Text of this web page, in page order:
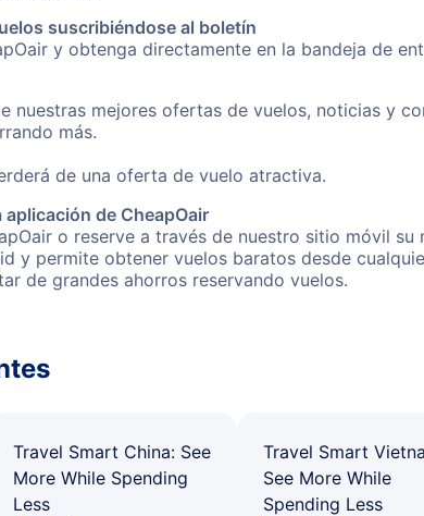
suscribiéndose al boletín
y obtenga directamente en la bandeja de
nuestras mejores ofertas de vuelos, noticias y
más.
de una oferta de vuelo atractiva.
de CheapOair
o reserve a través de nuestro sitio móvil
y permite obtener vuelos baratos desde
de grandes ahorros reservando vuelos.
Travel Smart China: See
More While Spending
Less
Travel Smart
See More While
Spending Less